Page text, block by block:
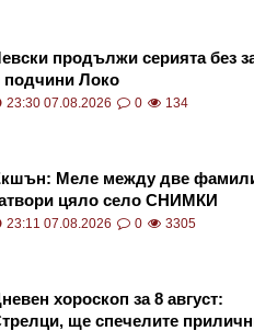
продължи серията без
подчини Локо
23:30 07.08.2026 0 134
Меле между две
цяло село СНИМКИ
23:11 07.08.2026 0 3305
хороскоп за 8 август:
ще спечелите